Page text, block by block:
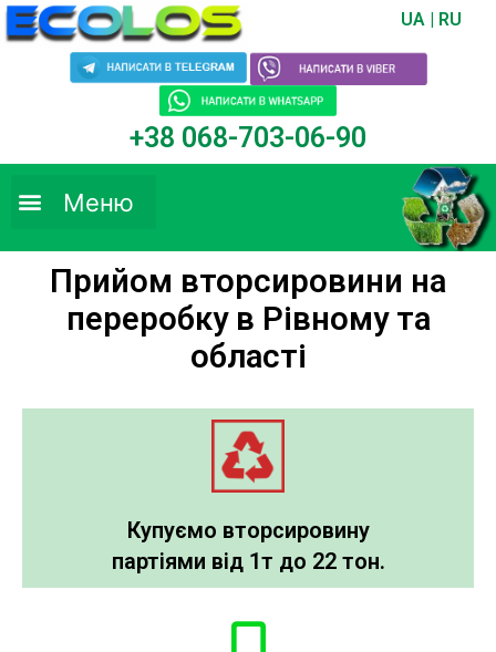
UA | RU
+38 068-703-06-90
Меню
Прийом вторсировини на
переробку в Рівному та
області
Купуємо вторсировину
партіями від 1т до 22 тон.